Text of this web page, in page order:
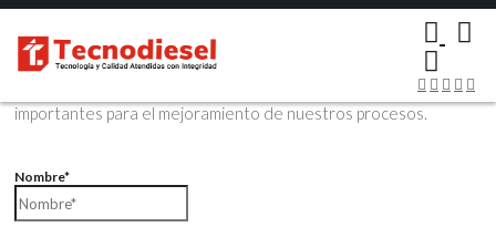
Contáctenos Vía Email
Envíenos sus datos con sus comentarios, sus opiniones son muy
importantes para el mejoramiento de nuestros procesos.
Nombre*